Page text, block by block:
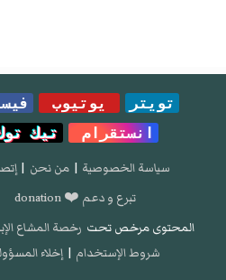
تويتر يوتيوب
انستقرام
تيك
سياسة الخصوصية | من نحن |
تبرع و دعم ❤️ donation
المحتوى مرخص تحت رخصة المشاع
شروط الإستخدام | إخلاء